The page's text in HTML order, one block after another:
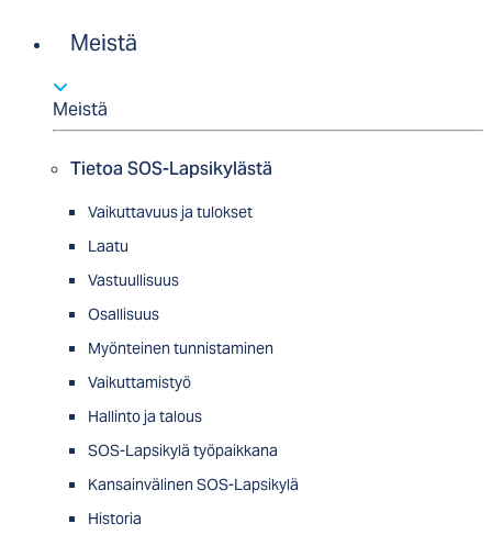
Meistä
Meistä
Tietoa SOS-Lapsikylästä
Vaikuttavuus ja tulokset
Laatu
Vastuullisuus
Osallisuus
Myön­tei­nen tun­nis­ta­minen
Vaikuttamistyö
Hallinto ja talous
SOS-Lapsikylä työpaikkana
Kansainvälinen SOS-Lapsikylä
Historia